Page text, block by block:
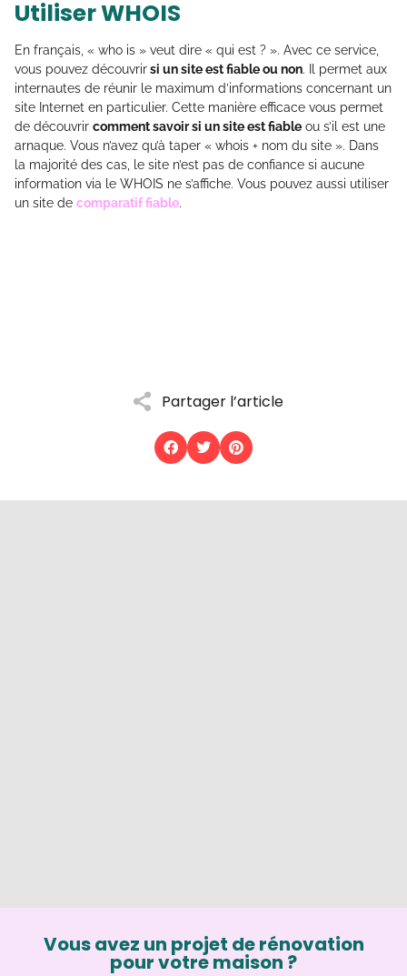
Partager l’article
Utiliser WHOIS
En français, « who is » veut dire « qui est ? ». Avec ce service,
vous pouvez découvrirsi un site est fiable ou non. Il permet aux
internautes de réunir le maximum d’informations concernant un
site Internet en particulier. Cette manière efficace vous permet
de découvrir comment savoir si un site est fiable ou s’il est une
arnaque. Vous n’avez qu’à taper « whois + nom du site ». Dans
la majorité des cas, le site n’est pas de confiance si aucune
information via le WHOIS ne s’affiche. Vous pouvez aussi utiliser
un site de comparatif fiable.
Vous avez un projet de rénovation
pour votre maison ?